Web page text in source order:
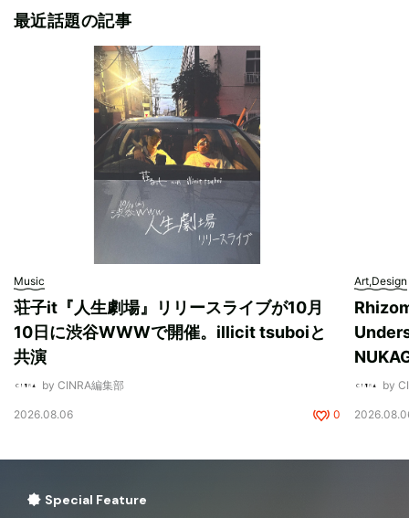
最近話題の記事
Music
荘子it『人生劇場』リリースライブが10月
10日に渋谷WWWで開催。illicit tsuboiと
共演
by CINRA編集部
2026.08.06 0
Art,Design
by
Special Feature